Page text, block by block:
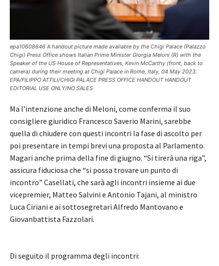
epa10608646 A handout picture made available by the Chigi Palace (Palazzo
Chigi) Press Office shows Italian Prime Minister Giorgia Meloni (R) with the
Speaker of the US House of Representatives, Kevin McCarthy (front, back to
camera) during their meeting at Chigi Palace in Rome, Italy, 04 May 2023.
EPA/FILIPPO ATTILI/CHIGI PALACE PRESS OFFICE HANDOUT HANDOUT
EDITORIAL USE ONLY/NO SALES
Ma l’intenzione anche di Meloni, come conferma il suo
consigliere giuridico Francesco Saverio Marini, sarebbe
quella di chiudere con questi incontri la fase di ascolto per
poi presentare in tempi brevi una proposta al Parlamento.
Magari anche prima della fine di giugno. “Si tirerà una riga”,
assicura fiduciosa che “si possa trovare un punto di
incontro” Casellati, che sarà agli incontri insieme ai due
vicepremier, Matteo Salvini e Antonio Tajani, al ministro
Luca Ciriani e ai sottosegretari Alfredo Mantovano e
Giovanbattista Fazzolari.
Di seguito il programma degli incontri: